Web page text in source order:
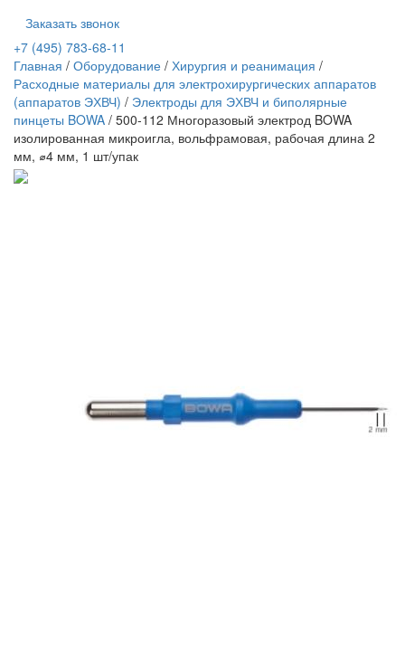
Заказать звонок
+7 (495) 783-68-11
Главная / Оборудование / Хирургия и реанимация /
Расходные материалы для электрохирургических аппаратов
(аппаратов ЭХВЧ) / Электроды для ЭХВЧ и биполярные
пинцеты BOWA / 500-112 Многоразовый электрод BOWA
изолированная микроигла, вольфрамовая, рабочая длина 2
мм, ⌀4 мм, 1 шт/упак